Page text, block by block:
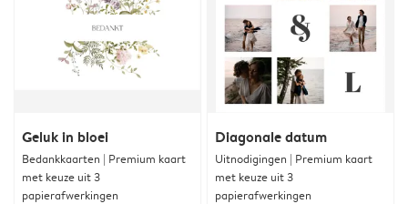
Geluk in bloei
Bedankkaarten | Premium kaart
met keuze uit 3
papierafwerkingen
Diagonale datum
Uitnodigingen | Premium kaart
met keuze uit 3
papierafwerkingen